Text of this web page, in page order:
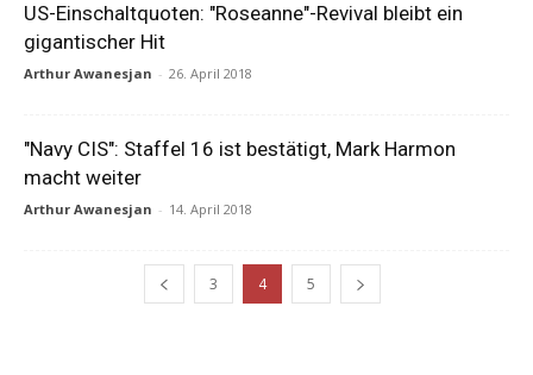
US-Einschaltquoten: "Roseanne"-Revival bleibt ein
gigantischer Hit
Arthur Awanesjan - 26. April 2018
"Navy CIS": Staffel 16 ist bestätigt, Mark Harmon
macht weiter
Arthur Awanesjan - 14. April 2018
3 4 5